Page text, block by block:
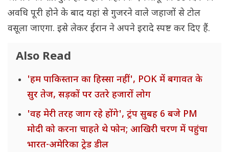
अवधि पूरी होने के बाद यहां से गुजरने वाले जहाजों से टोल
वसूला जाएगा. इसे लेकर ईरान ने अपने इरादे स्पष्ट कर दिए हैं.
Also Read
'हम पाकिस्तान का हिस्सा नहीं', POK में बगावत के
सुर तेज, सड़कों पर उतरे हजारों लोग
'वह मेरी तरह जाग रहे होंगे', ट्रंप सुबह 6 बजे PM
मोदी को करना चाहते थे फोन; आखिरी चरण में पहुंचा
भारत-अमेरिका ट्रेड डील